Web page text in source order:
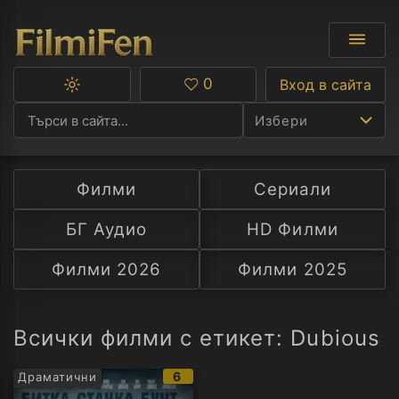
Избери
Ф
С
А
Превключване
тъмна
тема
Любими
0 Вход в сайта
Филми
Сериали
БГ Аудио
HD Филми
Филми 2026
Филми 2025
Всички филми с етикет: Dubious
Драматични
IMDb
рейтинг:
6